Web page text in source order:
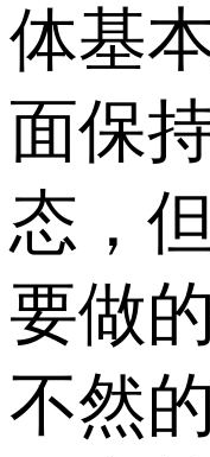
体基
面保
态，
要做
不然